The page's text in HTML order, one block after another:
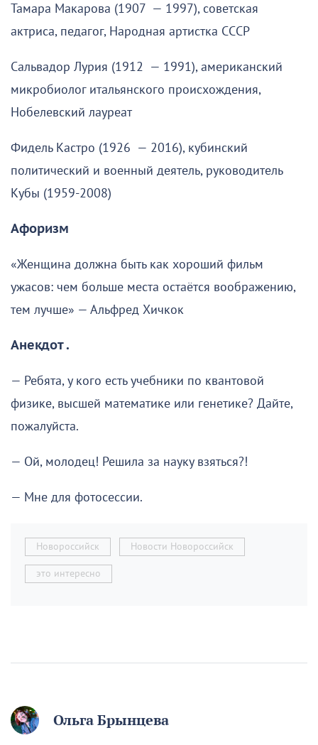
Тамара Макарова (1907 — 1997), советская
актриса, педагог, Народная артистка СССР
Сальвадор Лурия (1912 — 1991), американский
микробиолог итальянского происхождения,
Нобелевский лауреат
Фидель Кастро (1926 — 2016), кубинский
политический и военный деятель, руководитель
Кубы (1959-2008)
Афоризм
«Женщина должна быть как хороший фильм
ужасов: чем больше места остаётся воображению,
тем лучше» — Альфред Хичкок
Анекдот .
— Ребята, у кого есть учебники по квантовой
физике, высшей математике или генетике? Дайте,
пожалуйста.
— Ой, молодец! Решила за науку взяться?!
— Мне для фотосессии.
Новороссийск Новости Новороссийск
это интересно
Ольга Брынцева